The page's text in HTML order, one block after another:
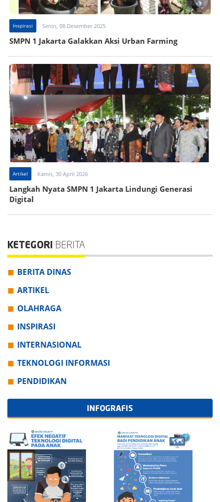
Inspirasi Senin, 08 Desember 2025
SMPN 1 Jakarta Galakkan Aksi Urban Farming
Artikel Kamis, 30 April 2026
Langkah Nyata SMPN 1 Jakarta Lindungi Generasi
Digital
KETEGORI BERITA
BERITA DINAS
ARTIKEL
OLAHRAGA
INSPIRASI
INTERNASIONAL
TEKNOLOGI INFORMASI
PENDIDIKAN
INFOGRAFIS